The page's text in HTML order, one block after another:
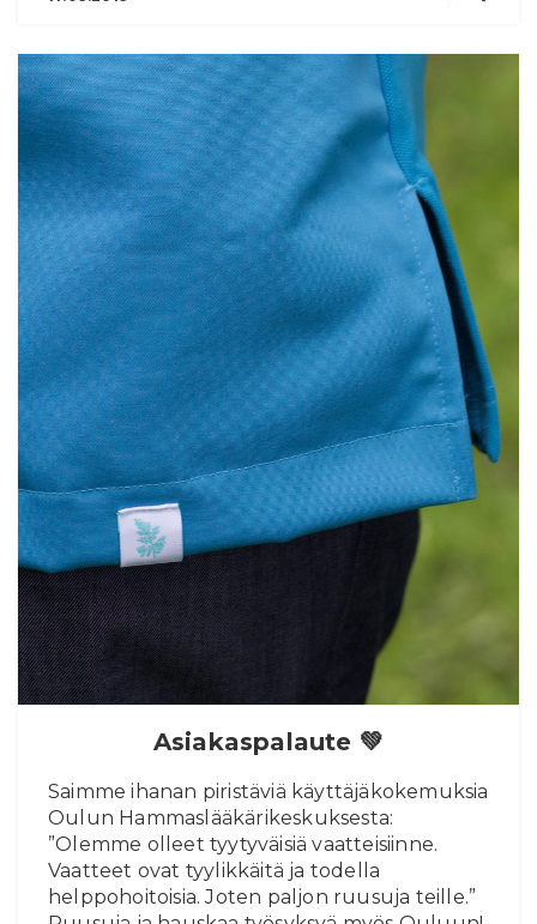
Asiakaspalaute 💚
Saimme ihanan piristäviä käyttäjäkokemuksia
Oulun Hammaslääkärikeskuksesta:
”Olemme olleet tyytyväisiä vaatteisiinne.
Vaatteet ovat tyylikkäitä ja todella
helppohoitoisia. Joten paljon ruusuja teille.”